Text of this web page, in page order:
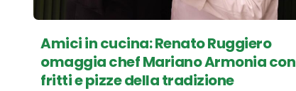
Amici in cucina: Renato Ruggiero
omaggia chef Mariano Armonia con
fritti e pizze della tradizione